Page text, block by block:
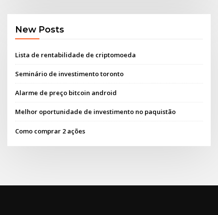
New Posts
Lista de rentabilidade de criptomoeda
Seminário de investimento toronto
Alarme de preço bitcoin android
Melhor oportunidade de investimento no paquistão
Como comprar 2 ações